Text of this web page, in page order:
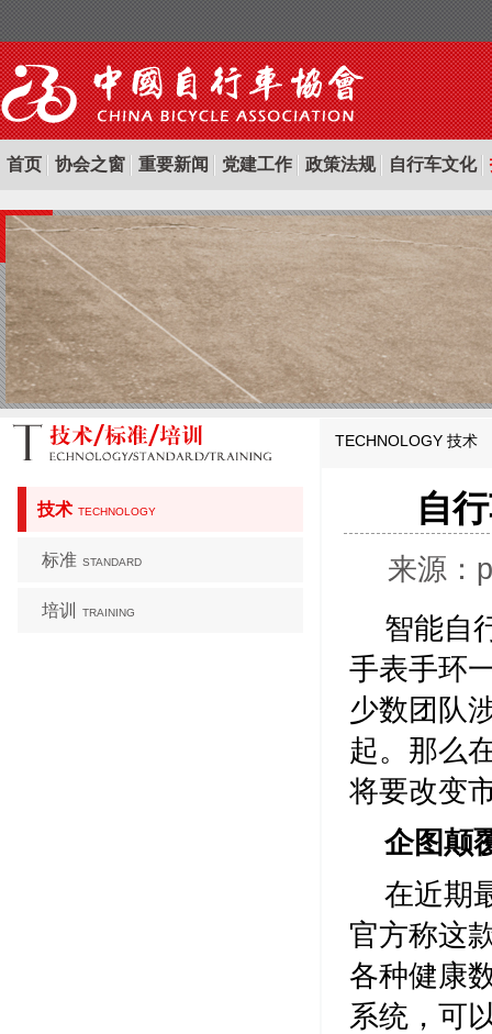
首页 协会之窗 重要新闻 党建工作 政策法规 自行车文化
技术 TECHNOLOGY
标准 STANDARD
培训 TRAINING
TECHNOLOGY 技术
自
来源：
智能自
手表手环
少数团队
起。那么
将要改变
企图颠
在近期
官方称这
各种健康
系统，可